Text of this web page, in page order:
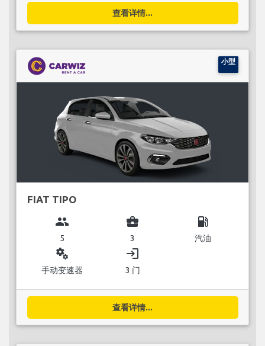
查看详情...
小型
FIAT TIPO
group
5
business_center
3
local_gas_station
汽油
miscellaneous_services
手动变速器
login
3 门
查看详情...